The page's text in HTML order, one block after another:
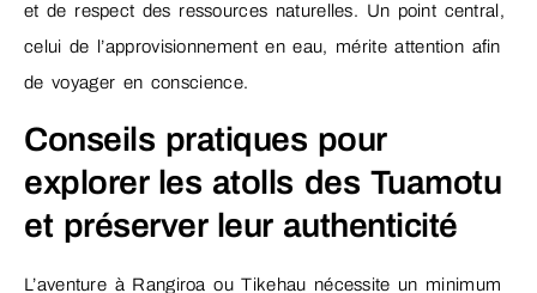
et de respect des ressources naturelles. Un point central,
celui de l’approvisionnement en eau, mérite attention afin
de voyager en conscience.
Conseils pratiques pour
explorer les atolls des Tuamotu
et préserver leur authenticité
L’aventure à Rangiroa ou Tikehau nécessite un minimum